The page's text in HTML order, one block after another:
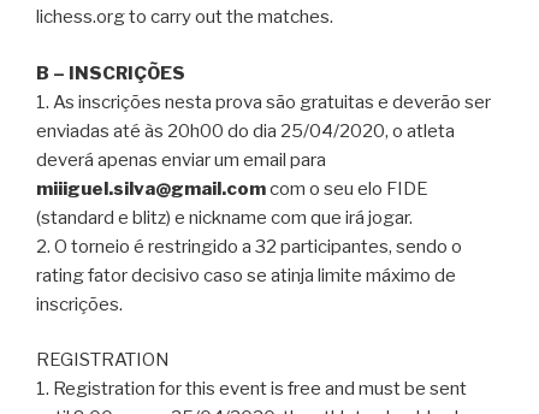
lichess.org to carry out the matches.
B – INSCRIÇÕES
1. As inscrições nesta prova são gratuitas e deverão ser
enviadas até às 20h00 do dia 25/04/2020, o atleta
deverá apenas enviar um email para
miiiguel.silva@gmail.comcom o seu elo FIDE
(standard e blitz) e nickname com que irá jogar.
2. O torneio é restringido a 32 participantes, sendo o
rating fator decisivo caso se atinja limite máximo de
inscrições.
REGISTRATION
1. Registration for this event is free and must be sent